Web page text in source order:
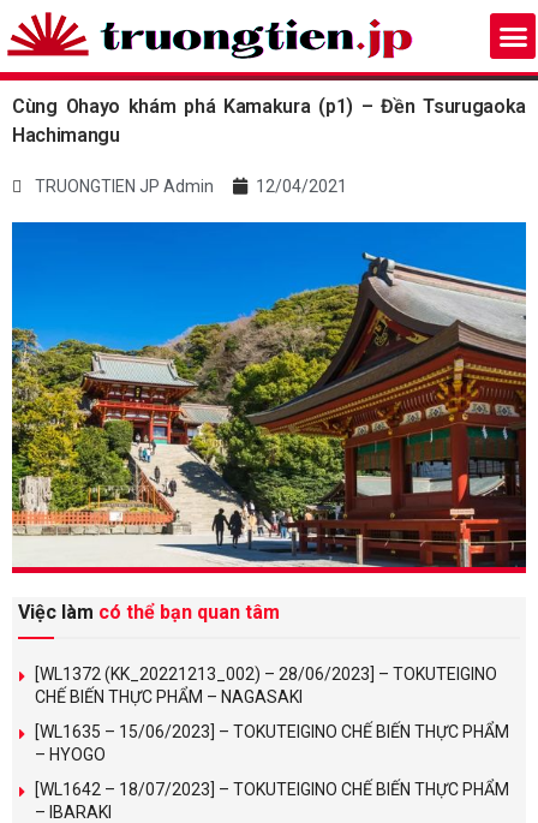
Cùng Ohayo khám phá Kamakura (p1) – Đền Tsurugaoka
Hachimangu
TRUONGTIEN JP Admin 12/04/2021
Việc làm có thể bạn quan tâm
[WL1372 (KK_20221213_002) – 28/06/2023] – TOKUTEIGINO
CHẾ BIẾN THỰC PHẨM – NAGASAKI
[WL1635 – 15/06/2023] – TOKUTEIGINO CHẾ BIẾN THỰC PHẨM
– HYOGO
[WL1642 – 18/07/2023] – TOKUTEIGINO CHẾ BIẾN THỰC PHẨM
– IBARAKI